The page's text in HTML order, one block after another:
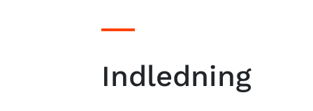
Indledning